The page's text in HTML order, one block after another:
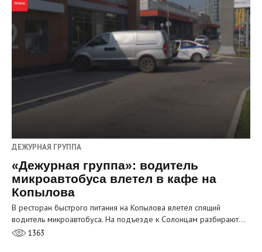
ДЕЖУРНАЯ ГРУППА
«Дежурная группа»: водитель
микроавтобуса влетел в кафе на
Копылова
В ресторан быстрого питания на Копылова влетел спящий
водитель микроавтобуса. На подъезде к Солонцам разбирают…
1363